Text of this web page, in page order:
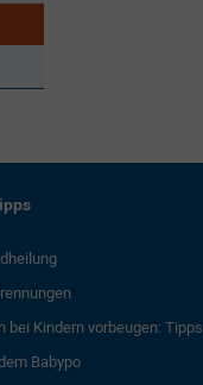
bei Kindern vorbeugen: Tipps
Babypo